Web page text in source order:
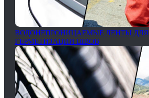
ВОДОНЕПРОНИЦАЕМЫЕ ЛЕНТЫ ДЛЯ
ГЕРМЕТИЗАЦИИ ШВОВ